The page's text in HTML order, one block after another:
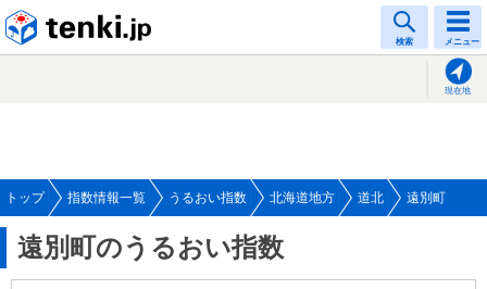
検索 メニュー
現在地
トップ 指数情報一覧 うるおい指数 北海道地方 道北 遠別町
遠別町のうるおい指数